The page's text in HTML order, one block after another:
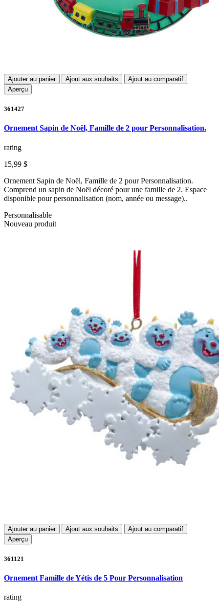
Ajouter au panier Ajout aux souhaits
Ajout au comparatif
Aperçu
361427
Ornement Sapin de Noël, Famille de 2 pour Personnalisation.
rating
15,99 $
Ornement Sapin de Noël, Famille de 2 pour Personnalisation.
Comprend un sapin de Noël décoré pour une famille de 2. Espace
disponible pour personnalisation (nom, année ou message)..
Personnalisable
Nouveau produit
Ajouter au panier Ajout aux souhaits
Ajout au comparatif
Aperçu
361121
Ornement Famille de Yétis de 5 Pour Personnalisation
rating